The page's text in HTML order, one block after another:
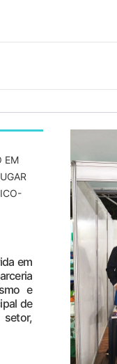
EM
em
e
de